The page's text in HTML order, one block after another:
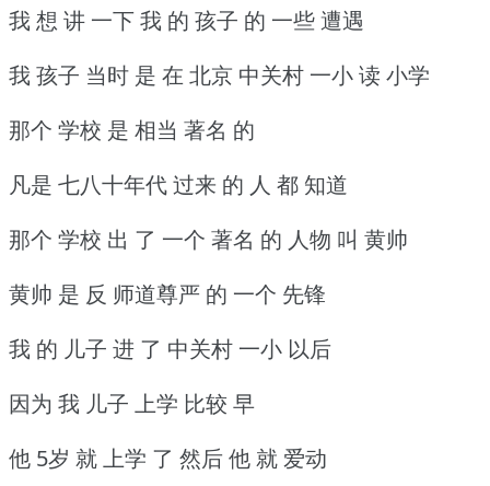
我 想 讲 一下 我 的 孩子 的 一些 遭遇
我 孩子 当时 是 在 北京 中关村 一小 读 小学
那个 学校 是 相当 著名 的
凡是 七八十年代 过来 的 人 都 知道
那个 学校 出 了 一个 著名 的 人物 叫 黄帅
黄帅 是 反 师道尊严 的 一个 先锋
我 的 儿子 进 了 中关村 一小 以后
因为 我 儿子 上学 比较 早
他 5岁 就 上学 了 然后 他 就 爱动